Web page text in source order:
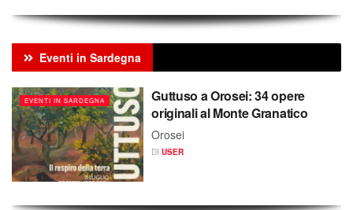
Eventi in Sardegna
EVENTI IN SARDEGNA
Guttuso a Orosei: 34 opere
originali al Monte Granatico
Orosei
DI USER